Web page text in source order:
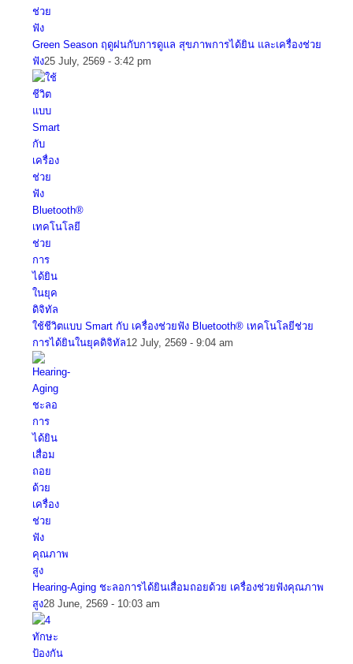
Green Season ฤดูฝนกับการดูแล สุขภาพการได้ยิน และเครื่องช่วย
ฟัง25 July, 2569 - 3:42 pm
ใช้ชีวิตแบบ Smart กับ เครื่องช่วยฟัง Bluetooth® เทคโนโลยีช่วย
การได้ยินในยุคดิจิทัล12 July, 2569 - 9:04 am
Hearing-Aging ชะลอการได้ยินเสื่อมถอยด้วย เครื่องช่วยฟังคุณภาพ
สูง28 June, 2569 - 10:03 am